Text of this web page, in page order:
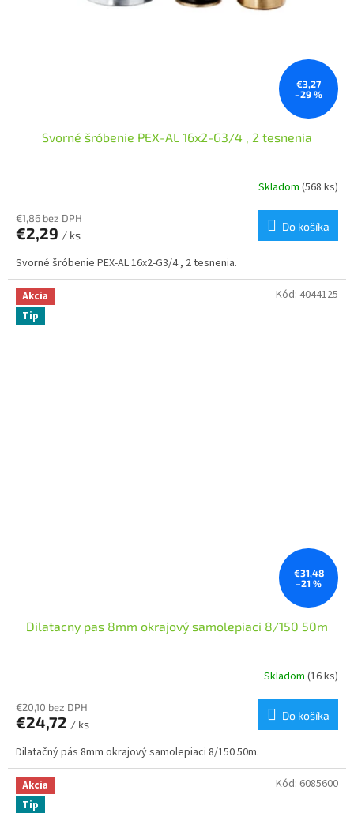
€3,27
–29 %
Svorné šróbenie PEX-AL 16x2-G3/4 , 2 tesnenia
Skladom (568 ks)
€1,86 bez DPH
€2,29 / ks
Do košíka
Svorné šróbenie PEX-AL 16x2-G3/4 , 2 tesnenia.
Akcia
Tip
€31,48
–21 %
Dilatacny pas 8mm okrajový samolepiaci 8/150 50m
Skladom (16 ks)
€20,10 bez DPH
€24,72 / ks
Do košíka
Dilatačný pás 8mm okrajový samolepiaci 8/150 50m.
Kód: 4044125
Akcia
Tip
Kód: 6085600